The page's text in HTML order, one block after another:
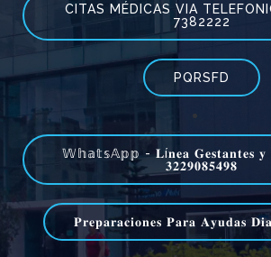
CITAS MÉDICAS VIA
7382222
PQRSFD
𝕎𝕙𝕒𝕥𝕤𝔸𝕡𝕡 - 𝐋í𝐧𝐞𝐚 𝐆𝐞𝐬𝐭𝐚𝐧𝐭𝐞𝐬 𝐲
𝟑𝟐𝟐𝟗𝟎𝟖𝟓𝟒𝟗𝟖
𝐏𝐫𝐞𝐩𝐚𝐫𝐚𝐜𝐢𝐨𝐧𝐞𝐬 𝐏𝐚𝐫𝐚 𝐀𝐲𝐮𝐝𝐚𝐬